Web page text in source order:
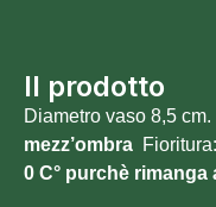
Il prodotto
Diametro vaso 8,5
mezz’ombra Fioritura:
0 C° purchè rimanga